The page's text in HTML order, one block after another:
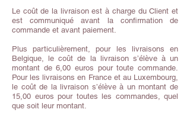
Le coût de la livraison est à charge du Client et
est communiqué avant la confirmation de
commande et avant paiement.
Plus particulièrement, pour les livraisons en
Belgique, le coût de la livraison s’élève à un
montant de 6,00 euros pour toute commande.
Pour les livraisons en France et au Luxembourg,
le coût de la livraison s’élève à un montant de
15,00 euros pour toutes les commandes, quel
que soit leur montant.